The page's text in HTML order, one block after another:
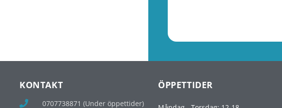
KONTAKT
0707738871 (Under öppettider)
ÖPPETTIDER